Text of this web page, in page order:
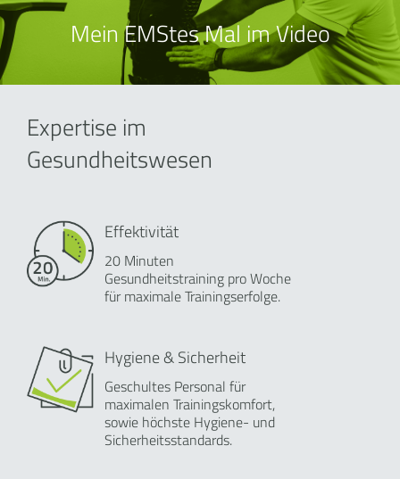
Mein EMStes Mal im Video
Expertise im
Gesundheitswesen
Effektivität
20 Minuten
Gesundheitstraining pro Woche
für maximale Trainingserfolge.
Hygiene & Sicherheit
Geschultes Personal für
maximalen Trainingskomfort,
sowie höchste Hygiene- und
Sicherheitsstandards.